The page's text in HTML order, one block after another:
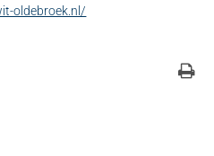
oldebroek.nl/